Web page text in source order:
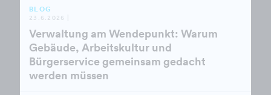
BLOG
23.6.2026 |
Verwaltung am Wendepunkt: Warum
Gebäude, Arbeitskultur und
Bürgerservice gemeinsam gedacht
werden müssen